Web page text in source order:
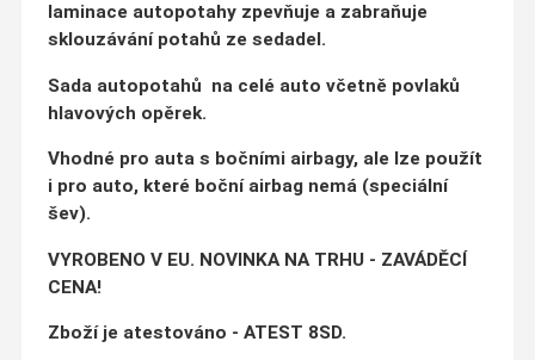
laminace autopotahy zpevňuje a zabraňuje
sklouzávání potahů ze sedadel.
Sada autopotahů na celé auto včetně povlaků
hlavových opěrek.
Vhodné pro auta s bočními airbagy, ale lze použít
i pro auto, které boční airbag nemá (speciální
šev).
VYROBENO V EU. NOVINKA NA TRHU - ZAVÁDĚCÍ
CENA!
Zboží je atestováno - ATEST 8SD.